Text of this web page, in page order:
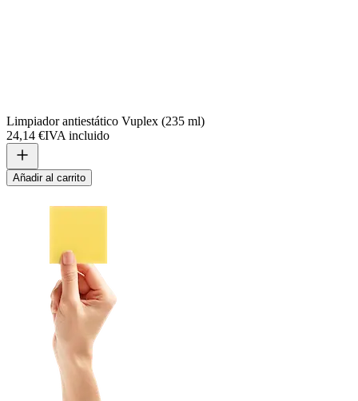
Limpiador antiestático Vuplex (235 ml)
24,14 €IVA incluido
Añadir al carrito